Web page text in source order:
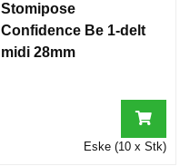
Stomipose
Confidence Be 1-delt
midi 28mm
Eske (10 x Stk)